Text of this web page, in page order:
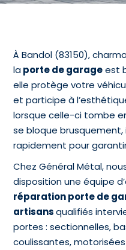
À Bandol (83150),
laporte de garageest
elle protège votre
et participe à
lorsque celle-ci tombe
se bloque brusquement,
rapidement pour
Chez Général Métal,
disposition une équipe
réparation porte de
artisansqualifiés
portes : sectionnelles,
coulissantes,